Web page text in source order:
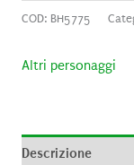
COD: BH5775
Altri personaggi
Descrizione